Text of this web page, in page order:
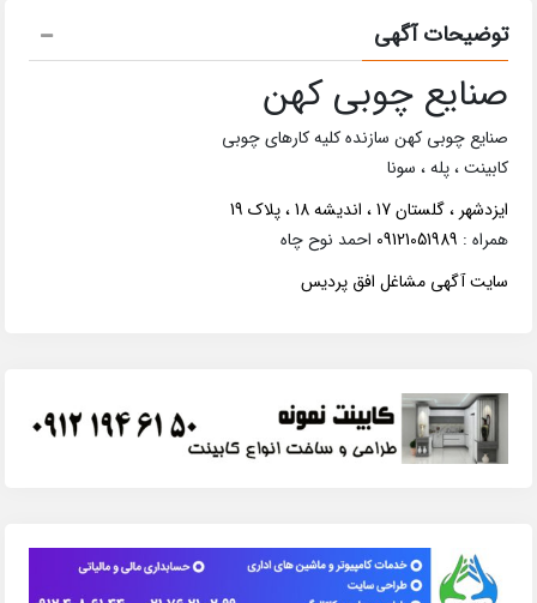
توضیحات آگهی
صنایع چوبی کهن
صنایع چوبی کهن سازنده کلیه کارهای چوبی
کابینت ، پله ، سونا
ایزدشهر ، گلستان 17 ، اندیشه 18 ، پلاک 19
همراه : 09121051989 احمد نوح چاه
سایت آگهی مشاغل افق پردیس